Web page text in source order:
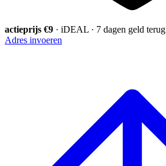
actieprijs €9 · iDEAL · 7 dagen geld terug
Adres invoeren